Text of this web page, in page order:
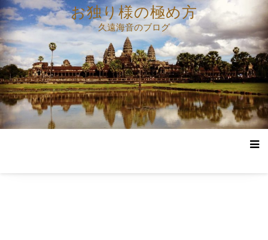
コ
ン
テ
ン
ツ
へ
ス
キ
ッ
お独り様の極め方
久遠海音のブログ